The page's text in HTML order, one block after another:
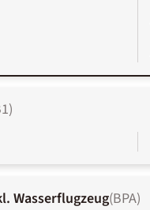
)
Wasserflugzeug(BPA)